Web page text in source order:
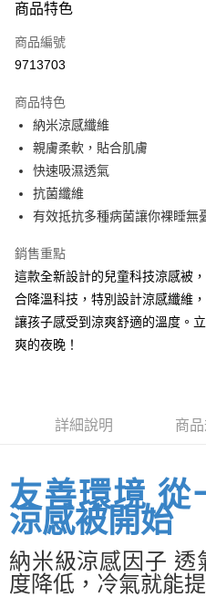
信用卡一次付款
信用卡分期付款
合作金庫商業銀行
華南商業銀行
上海商業儲蓄銀行
國泰世華商業銀行
臺灣中小企業銀行
匯豐（台灣）商業銀行
聯邦商業銀行
元大商業銀行
台新國際商業銀行
台灣樂天信用卡公司
6 期 0 利率 每期
華南商業銀行
上海商業儲蓄銀行
國泰世華商業銀行
臺灣中小企業銀行
聯邦商業銀行
元大商業銀行
玉山商業銀行
台灣樂天信用卡公司
LINE Pay
Apple Pay
悠遊付
Google Pay
ATM付款
運送方式
非床墊商品，一般宅配
每筆NT$150，滿NT$1,399(含以
商品特色
商品編號
9713703
商品特色
納米涼感纖維
親膚柔軟，貼合肌膚
快速吸濕透氣
抗菌纖維
有效抵抗多種病菌讓你裸睡無
銷售重點
這款全新設計的兒童科技涼感被
合降溫科技，特別設計涼感纖維
讓孩子感受到涼爽舒適的溫度。
爽的夜晚！
詳細說明 商
友善環境 從
涼感被開始
納米級涼感因子 透
度降低，冷氣就能